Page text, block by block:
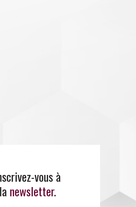
PEpropose un
deformations
vous à
la newsletter.